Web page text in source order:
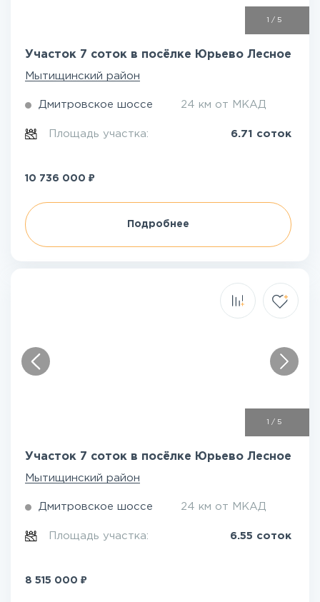
/ 5
Участок 7 соток в посёлке Юрьево Лесное
Мытищинский район
Дмитровское шоссе 24 км от МКАД
Площадь участка: 6.71 соток
10 736 000 ₽
Подробнее
/ 5
Участок 7 соток в посёлке Юрьево Лесное
Мытищинский район
Дмитровское шоссе 24 км от МКАД
Площадь участка: 6.55 соток
8 515 000 ₽